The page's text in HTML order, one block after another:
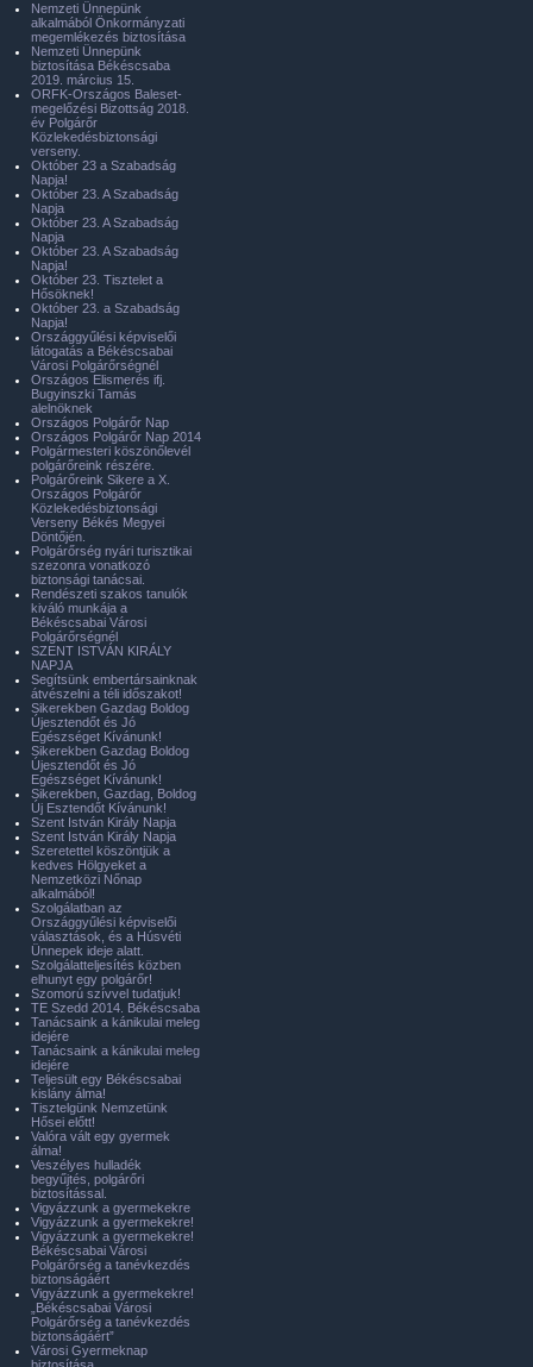
Nemzeti Ünnepünk
alkalmából Önkormányzati
megemlékezés biztosítása
Nemzeti Ünnepünk
biztosítása Békéscsaba
2019. március 15.
ORFK-Országos Baleset-
megelőzési Bizottság 2018.
év Polgárőr
Közlekedésbiztonsági
verseny.
Október 23 a Szabadság
Napja!
Október 23. A Szabadság
Napja
Október 23. A Szabadság
Napja
Október 23. A Szabadság
Napja!
Október 23. Tisztelet a
Hősöknek!
Október 23. a Szabadság
Napja!
Országgyűlési képviselői
látogatás a Békéscsabai
Városi Polgárőrségnél
Országos Elismerés ifj.
Bugyinszki Tamás
alelnöknek
Országos Polgárőr Nap
Országos Polgárőr Nap 2014
Polgármesteri köszönőlevél
polgárőreink részére.
Polgárőreink Sikere a X.
Országos Polgárőr
Közlekedésbiztonsági
Verseny Békés Megyei
Döntőjén.
Polgárőrség nyári turisztikai
szezonra vonatkozó
biztonsági tanácsai.
Rendészeti szakos tanulók
kiváló munkája a
Békéscsabai Városi
Polgárőrségnél
SZENT ISTVÁN KIRÁLY
NAPJA
Segítsünk embertársainknak
átvészelni a téli időszakot!
Sikerekben Gazdag Boldog
Újesztendőt és Jó
Egészséget Kívánunk!
Sikerekben Gazdag Boldog
Újesztendőt és Jó
Egészséget Kívánunk!
Sikerekben, Gazdag, Boldog
Új Esztendőt Kívánunk!
Szent István Király Napja
Szent István Király Napja
Szeretettel köszöntjük a
kedves Hölgyeket a
Nemzetközi Nőnap
alkalmából!
Szolgálatban az
Országgyűlési képviselői
választások, és a Húsvéti
Ünnepek ideje alatt.
Szolgálatteljesítés közben
elhunyt egy polgárőr!
Szomorú szívvel tudatjuk!
TE Szedd 2014. Békéscsaba
Tanácsaink a kánikulai meleg
idejére
Tanácsaink a kánikulai meleg
idejére
Teljesült egy Békéscsabai
kislány álma!
Tisztelgünk Nemzetünk
Hősei előtt!
Valóra vált egy gyermek
álma!
Veszélyes hulladék
begyűjtés, polgárőri
biztosítással.
Vigyázzunk a gyermekekre
Vigyázzunk a gyermekekre!
Vigyázzunk a gyermekekre!
Békéscsabai Városi
Polgárőrség a tanévkezdés
biztonságáért
Vigyázzunk a gyermekekre!
„Békéscsabai Városi
Polgárőrség a tanévkezdés
biztonságáért”
Városi Gyermeknap